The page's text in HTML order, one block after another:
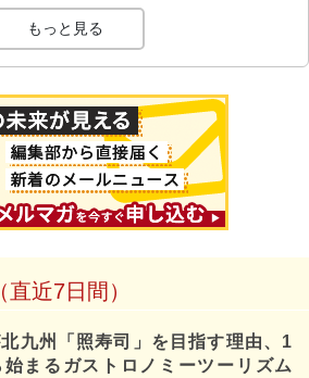
もっと見る
近7日間）
九州「照寿司」を目指す理由、1
まるガストロノミーツーリズム